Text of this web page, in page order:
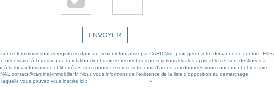
ENVOYER
ce formulaire sont enregistrées dans un fichier informatisé par CARDINAL pour gérer votre demande de contact. Elles
nécessaire à la gestion de la relation client dans le respect des prescriptions légales applicables et sont destinées à
à la loi « informatique et libertés », vous pouvez exercer votre droit d'accès aux données vous concernant et les faire
contact@cardinal-immobilier.fr. Nous vous informons de l'existence de la liste d'opposition au démarchage
vous pouvez vous inscrire ici :
»